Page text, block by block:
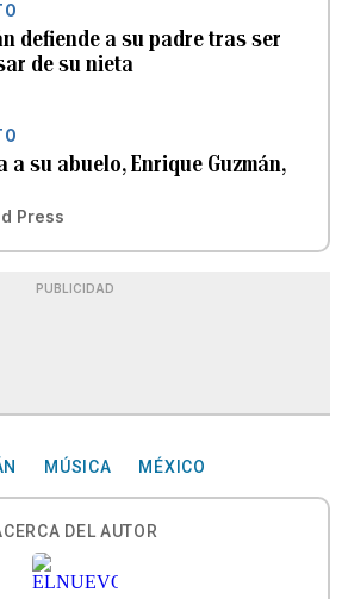
defiende a su padre tras ser
de su nieta
a su abuelo, Enrique Guzmán,
Press
PUBLICIDAD
MÚSICA MÉXICO
DEL AUTOR